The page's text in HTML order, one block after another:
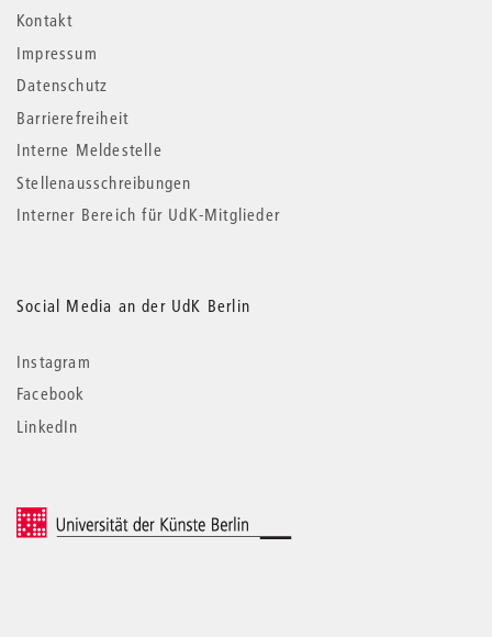
Kontakt
Impressum
Datenschutz
Barrierefreiheit
Interne Meldestelle
Stellenausschreibungen
Interner Bereich für UdK-Mitglieder
Social Media an der UdK Berlin
Instagram
Facebook
LinkedIn
© 2026 Universität der Künste Berlin